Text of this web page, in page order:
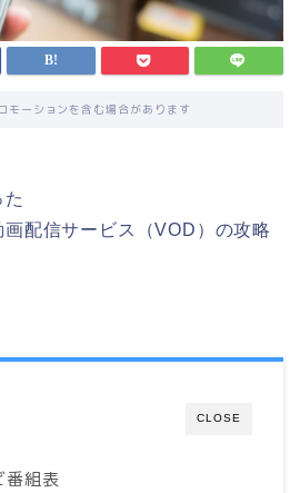
モーションを含む場合があります
配信サービス（VOD）の攻略
CLOSE
番組表